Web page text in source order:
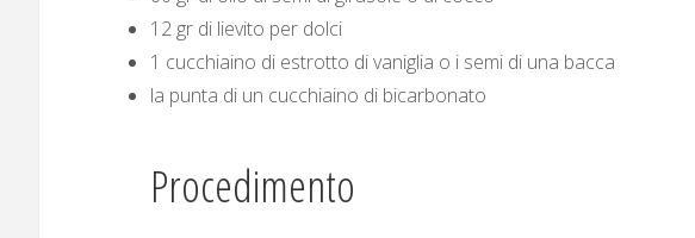
12 gr di lievito per dolci
1 cucchiaino di estrotto di vaniglia o i semi di una bacca
la punta di un cucchiaino di bicarbonato
Procedimento